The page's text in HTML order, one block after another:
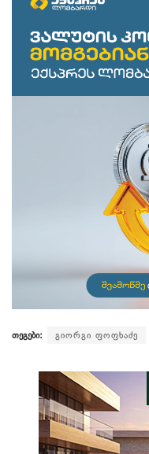
თეგები: გიორგი ფოფხაძე